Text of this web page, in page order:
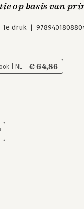
op basis van
1e druk
| NL € 64,86